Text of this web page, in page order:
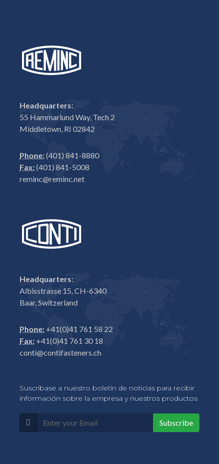
Headquarters:
55 Hammarlund Way, Tech 2
Middletown, RI 02842
Phone:(401) 841-8880
Fax:(401) 841-5008
reminc@reminc.net
Headquarters:
Albisstrasse 15, CH-6340
Baar, Switzerland
Phone: +41(0)41 761 58 22
Fax: +41(0)41 761 30 18
conti@contifasteners.ch
Suscríbase a nuestro boletín de noticias para recibir
información sobre la empresa y nuestros productos
Subscribe